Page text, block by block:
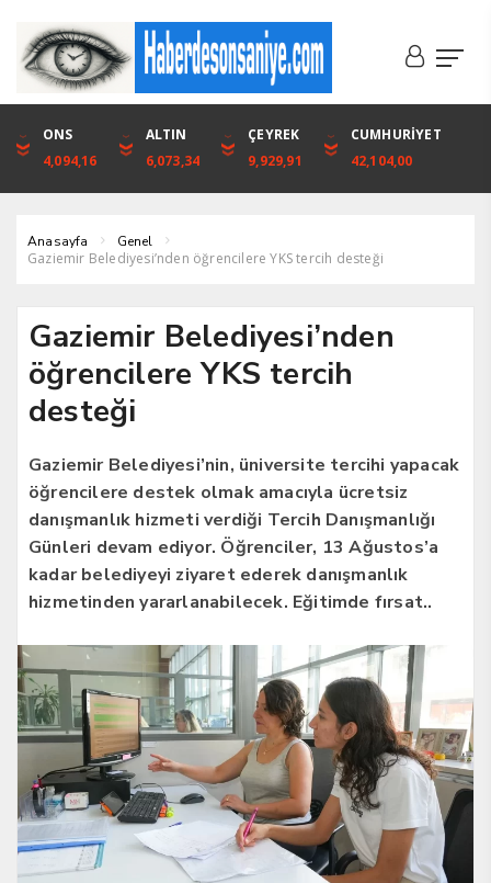
DOLAR
46,1316
EURO
53,3001
ALTIN
6,073,34
BIST
1.720,92
ONS
4,094,16
ALTIN
6,073,34
ÇEYREK
9,929,91
CUMHURİYET
42,104,00
Anasayfa Genel
Gaziemir Belediyesi’nden öğrencilere YKS tercih desteği
Gaziemir Belediyesi’nden
öğrencilere YKS tercih
desteği
Gaziemir Belediyesi’nin, üniversite tercihi yapacak
öğrencilere destek olmak amacıyla ücretsiz
danışmanlık hizmeti verdiği Tercih Danışmanlığı
Günleri devam ediyor. Öğrenciler, 13 Ağustos’a
kadar belediyeyi ziyaret ederek danışmanlık
hizmetinden yararlanabilecek. Eğitimde fırsat..